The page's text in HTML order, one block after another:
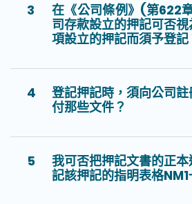
3
在《公司條例》(第622
司存款設立的押記可否
項設立的押記而須予登記
4
登記押記時，須向公司
付那些文件？
5
我可否把押記文書的正
記該押記的指明表格NM1